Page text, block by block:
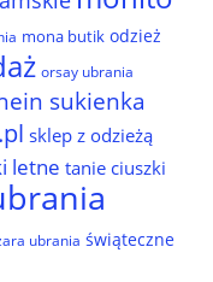
mona butik odzież
orsay ubrania
sukienka
sklep z odzieżą
letne tanie ciuszki
ubrania świąteczne